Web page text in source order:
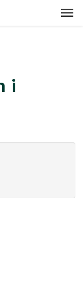
i